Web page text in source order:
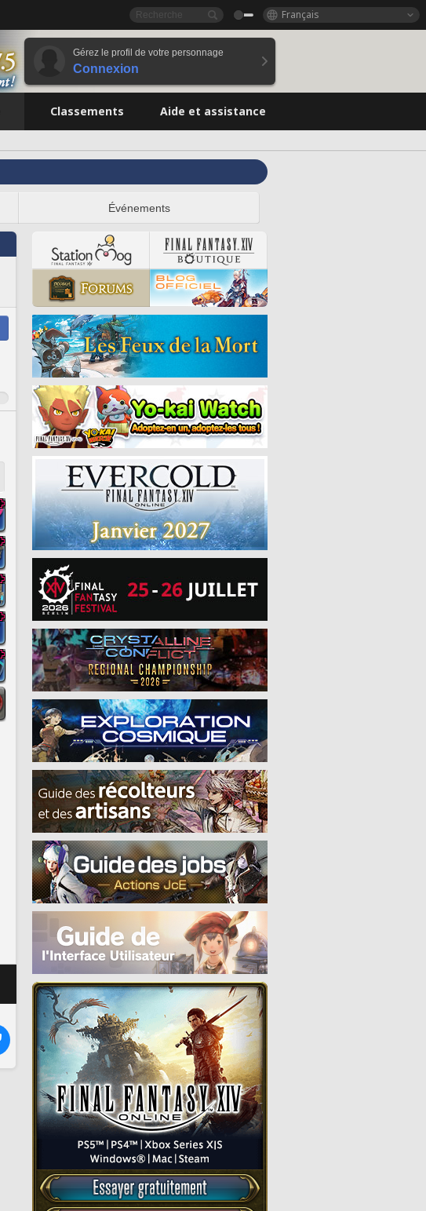
Français
Gérez le profil de votre personnage
Connexion
Classements Aide et assistance
Événements